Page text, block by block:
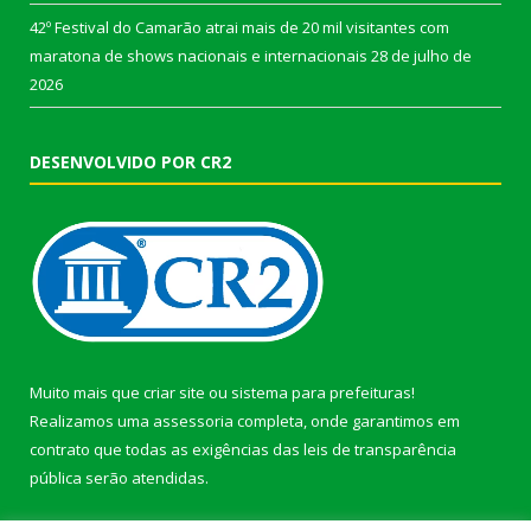
42º Festival do Camarão atrai mais de 20 mil visitantes com
maratona de shows nacionais e internacionais 28 de julho de
2026
DESENVOLVIDO POR CR2
Muito mais que criar site ou sistema para prefeituras!
Realizamos uma assessoria completa, onde garantimos em
contrato que todas as exigências das leis de transparência
pública serão atendidas.